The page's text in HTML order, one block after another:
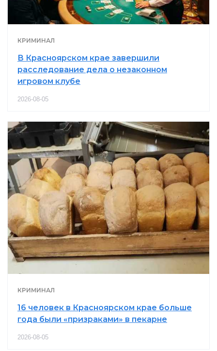
КРИМИНАЛ
В Красноярском крае завершили
расследование дела о незаконном
игровом клубе
2026-08-05
КРИМИНАЛ
16 человек в Красноярском крае больше
года были «призраками» в пекарне
2026-08-05